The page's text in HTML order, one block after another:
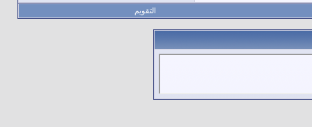
التقويم